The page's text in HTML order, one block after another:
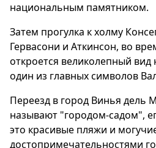
национальным памятником.
Затем прогулка к холму
Гервасони и Аткинсон, во
откроется великолепный
один из главных символов
Переезд в город Винья дель
называют "городом-садом",
это красивые пляжи и
достопримечательностями